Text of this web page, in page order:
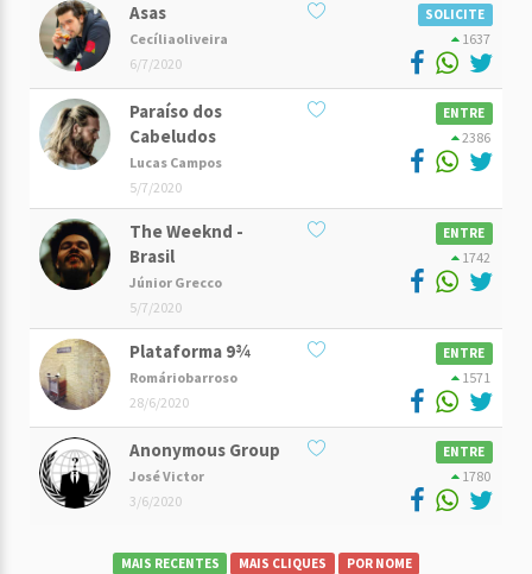
Asas
Cecíliaoliveira
6/7/2020
SOLICITE
1637
Paraíso dos
Cabeludos
Lucas Campos
5/7/2020
ENTRE
2386
The Weeknd -
Brasil
Júnior Grecco
5/7/2020
ENTRE
1742
Plataforma 9¾
Romáriobarroso
28/6/2020
ENTRE
1571
Anonymous Group
José Victor
3/6/2020
ENTRE
1780
MAIS RECENTES MAIS CLIQUES POR NOME